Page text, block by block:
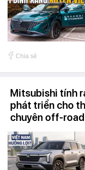
Chia sẻ
Mitsubishi tính
phát triển cho
chuyên off-road